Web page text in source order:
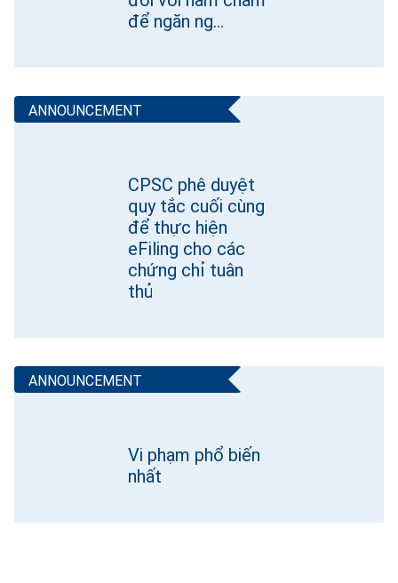
để ngăn ng…
CPSC phê duyệt
quy tắc cuối cùng
để thực hiện
eFiling cho các
chứng chỉ tuân
thủ
Vi phạm phổ biến
nhất